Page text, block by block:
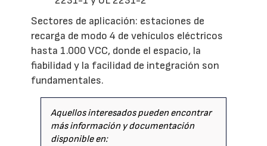
Sectores de aplicación: estaciones de
recarga de modo 4 de vehículos eléctricos
hasta 1.000 VCC, donde el espacio, la
fiabilidad y la facilidad de integración son
fundamentales.
Aquellos interesados pueden encontrar
más información y documentación
disponible en: